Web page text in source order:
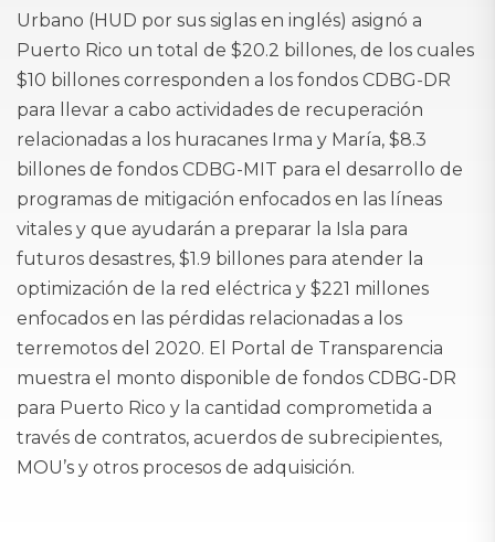
Urbano (HUD por sus siglas en inglés) asignó a
Puerto Rico un total de $20.2 billones, de los cuales
$10 billones corresponden a los fondos CDBG-DR
para llevar a cabo actividades de recuperación
relacionadas a los huracanes Irma y María, $8.3
billones de fondos CDBG-MIT para el desarrollo de
programas de mitigación enfocados en las líneas
vitales y que ayudarán a preparar la Isla para
futuros desastres, $1.9 billones para atender la
optimización de la red eléctrica y $221 millones
enfocados en las pérdidas relacionadas a los
terremotos del 2020. El Portal de Transparencia
muestra el monto disponible de fondos CDBG-DR
para Puerto Rico y la cantidad comprometida a
través de contratos, acuerdos de subrecipientes,
MOU’s y otros procesos de adquisición.